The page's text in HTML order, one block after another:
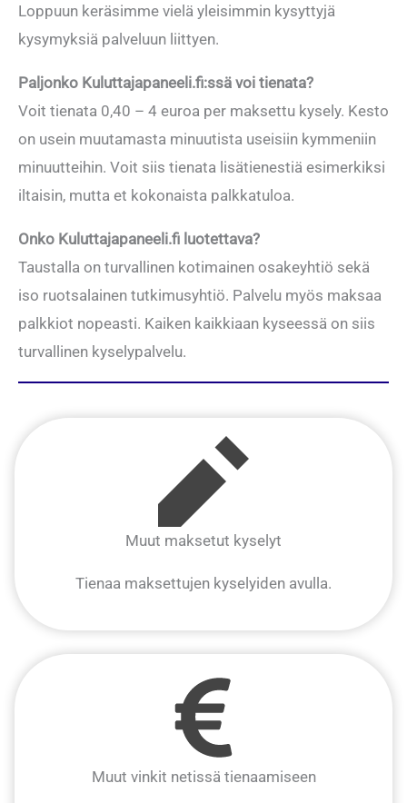
Loppuun keräsimme vielä yleisimmin kysyttyjä
kysymyksiä palveluun liittyen.
Paljonko Kuluttajapaneeli.fi:ssä voi tienata?
Voit tienata 0,40 – 4 euroa per maksettu kysely. Kesto
on usein muutamasta minuutista useisiin kymmeniin
minuutteihin. Voit siis tienata lisätienestiä esimerkiksi
iltaisin, mutta et kokonaista palkkatuloa.
Onko Kuluttajapaneeli.fi luotettava?
Taustalla on turvallinen kotimainen osakeyhtiö sekä
iso ruotsalainen tutkimusyhtiö. Palvelu myös maksaa
palkkiot nopeasti. Kaiken kaikkiaan kyseessä on siis
turvallinen kyselypalvelu.
Muut maksetut kyselyt
Tienaa maksettujen kyselyiden avulla.
Muut vinkit netissä tienaamiseen